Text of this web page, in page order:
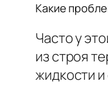
Какие
Часто у
из строя
жидкости